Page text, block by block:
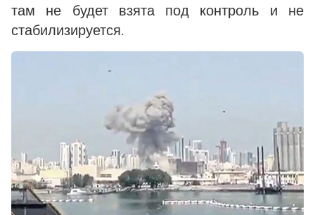
там не будет взята под контроль и не
стабилизируется.